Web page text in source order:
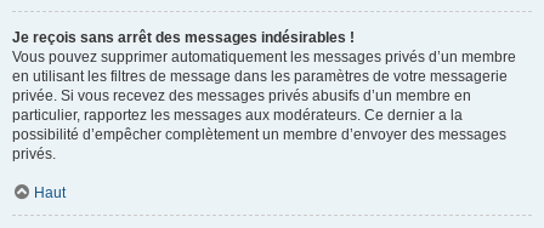
Je reçois sans arrêt des messages indésirables !
Vous pouvez supprimer automatiquement les messages privés d’un membre
en utilisant les filtres de message dans les paramètres de votre messagerie
privée. Si vous recevez des messages privés abusifs d’un membre en
particulier, rapportez les messages aux modérateurs. Ce dernier a la
possibilité d’empêcher complètement un membre d’envoyer des messages
privés.
Haut